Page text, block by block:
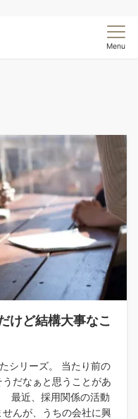
Menu
けど結構大事なこ
シリーズ。 当たり前の
だなぁと思うことがあ
最近、採用関係の活動
んが、うちの会社に興